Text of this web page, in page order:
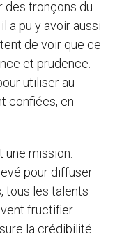
des tronçons du
a pu y avoir aussi
de voir que ce
et prudence.
utiliser au
confiées, en
une mission.
pour diffuser
tous les talents
fructifier.
la crédibilité